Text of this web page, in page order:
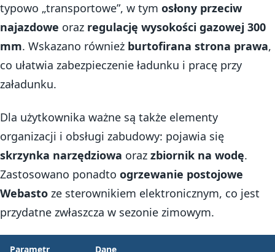
typowo „transportowe”, w tym osłony przeciw
najazdowe oraz regulację wysokości gazowej 300
mm. Wskazano również burtofirana strona prawa,
co ułatwia zabezpieczenie ładunku i pracę przy
załadunku.
Dla użytkownika ważne są także elementy
organizacji i obsługi zabudowy: pojawia się
skrzynka narzędziowa oraz zbiornik na wodę.
Zastosowano ponadto ogrzewanie postojowe
Webasto ze sterownikiem elektronicznym, co jest
przydatne zwłaszcza w sezonie zimowym.
Parametr Dane